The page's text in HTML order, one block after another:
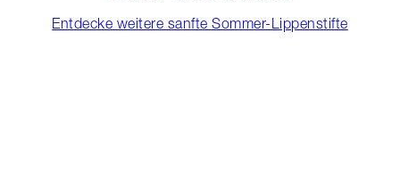
Entdecke weitere sanfte Sommer-Lippenstifte